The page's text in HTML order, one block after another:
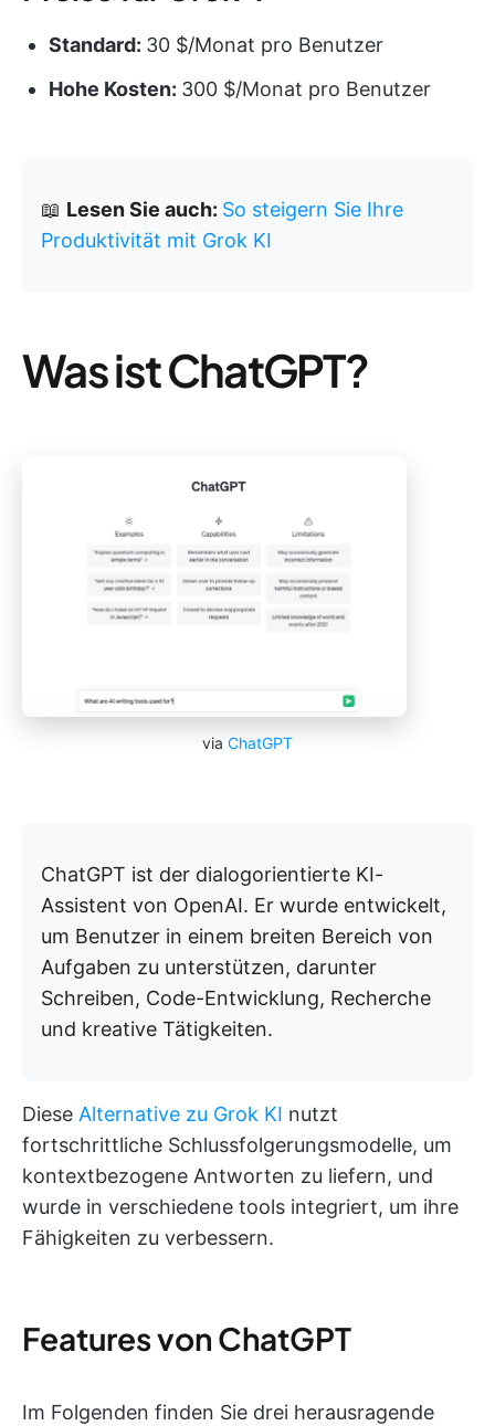
Standard: 30 $/Monat pro Benutzer
Hohe Kosten: 300 $/Monat pro Benutzer
📖 Lesen Sie auch: So steigern Sie Ihre
Produktivität mit Grok KI
Was ist ChatGPT?
via ChatGPT
ChatGPT ist der dialogorientierte KI-
Assistent von OpenAI. Er wurde entwickelt,
um Benutzer in einem breiten Bereich von
Aufgaben zu unterstützen, darunter
Schreiben, Code-Entwicklung, Recherche
und kreative Tätigkeiten.
Diese Alternative zu Grok KI nutzt
fortschrittliche Schlussfolgerungsmodelle, um
kontextbezogene Antworten zu liefern, und
wurde in verschiedene tools integriert, um ihre
Fähigkeiten zu verbessern.
Features von ChatGPT
Im Folgenden finden Sie drei herausragende